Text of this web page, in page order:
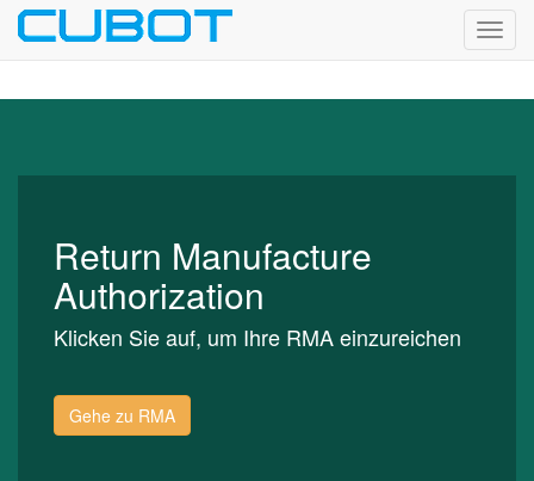
Return Manufacture
Authorization
Klicken Sie auf, um Ihre RMA einzureichen
Gehe zu RMA